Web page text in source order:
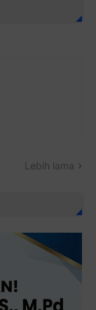
Lebih lama